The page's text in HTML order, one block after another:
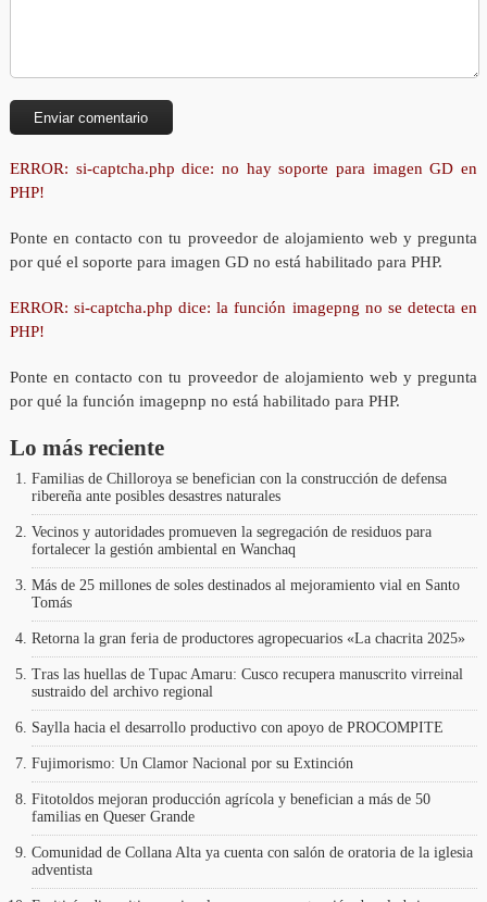
ERROR: si-captcha.php dice: no hay soporte para imagen GD en
PHP!
Ponte en contacto con tu proveedor de alojamiento web y pregunta
por qué el soporte para imagen GD no está habilitado para PHP.
ERROR: si-captcha.php dice: la función imagepng no se detecta en
PHP!
Ponte en contacto con tu proveedor de alojamiento web y pregunta
por qué la función imagepnp no está habilitado para PHP.
Lo más reciente
Familias de Chilloroya se benefician con la construcción de defensa
ribereña ante posibles desastres naturales
Vecinos y autoridades promueven la segregación de residuos para
fortalecer la gestión ambiental en Wanchaq
Más de 25 millones de soles destinados al mejoramiento vial en Santo
Tomás
Retorna la gran feria de productores agropecuarios «La chacrita 2025»
Tras las huellas de Tupac Amaru: Cusco recupera manuscrito virreinal
sustraido del archivo regional
Saylla hacia el desarrollo productivo con apoyo de PROCOMPITE
Fujimorismo: Un Clamor Nacional por su Extinción
Fitotoldos mejoran producción agrícola y benefician a más de 50
familias en Queser Grande
Comunidad de Collana Alta ya cuenta con salón de oratoria de la iglesia
adventista